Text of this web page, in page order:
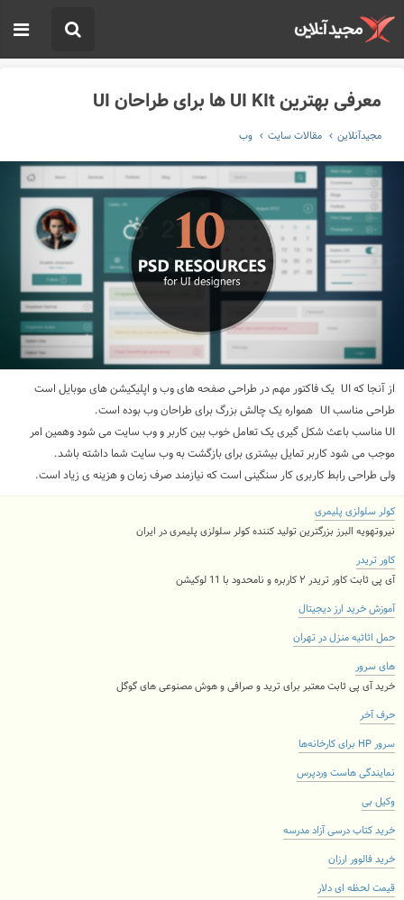
معرفی بهترین UI KIt ها برای طراحان UI
مجیدآنلاین مقالات سایت وب
از آنجا کهUI یک فاکتور مهم در طراحی صفحه های وب و اپلیکیشن های موبایل است
طراحی مناسبUI همواره یک چالش بزرگ برای طراحان وب بوده است.
UI مناسب باعث شکل گیری یک تعامل خوب بین کاربر و وب سایت می شود وهمین امر
موجب می شود کاربر تمایل بیشتری برای بازگشت به وب سایت شما داشته باشد.
ولی طراحی رابط کاربری کار سنگینی است که نیازمند صرف زمان و هزینه ی زیاد است.
کولر سلولزی پلیمری
نیروتهویه البرز بزرگترین تولید کننده کولر سلولزی پلیمری در ایران
کاور تریدر
آی پی ثابت کاور تریدر ۲ کاربره و نامحدود با 11 لوکیشن
آموزش خرید ارز دیجیتال
حمل اثاثیه منزل در تهران
های سرور
خرید آی پی ثابت معتبر برای ترید و صرافی و هوش مصنوعی های گوگل
حرف آخر
سرور HP برای کارخانه‌ها
نمایندگی هاست وردپرس
وکیل بی
خرید کتاب درسی آزاد مدرسه
خرید فالوور ارزان
قیمت لحظه ای دلار